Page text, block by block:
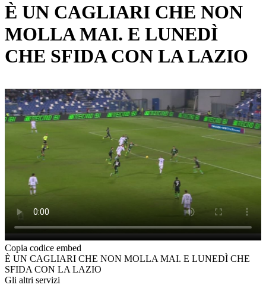
È UN CAGLIARI CHE NON
MOLLA MAI. E LUNEDÌ
CHE SFIDA CON LA LAZIO
Copia codice embed
È UN CAGLIARI CHE NON MOLLA MAI. E LUNEDÌ CHE
SFIDA CON LA LAZIO
Gli altri servizi